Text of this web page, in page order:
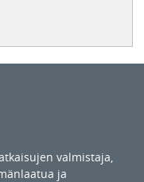
valmistaja,
ja